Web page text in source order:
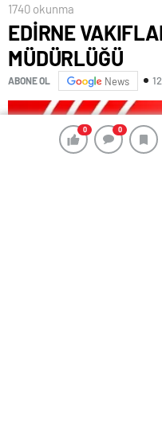
0 0
1740 okunma
EDİRNE
MÜDÜRLÜĞÜ
ABONE OL News
0 0